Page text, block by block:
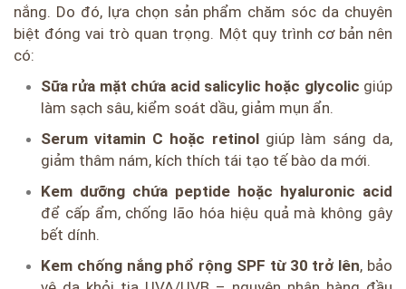
nắng. Do đó, lựa chọn sản phẩm chăm sóc da chuyên
biệt đóng vai trò quan trọng. Một quy trình cơ bản nên
có:
Sữa rửa mặt chứa acid salicylic hoặc glycolic giúp
làm sạch sâu, kiểm soát dầu, giảm mụn ẩn.
Serum vitamin C hoặc retinolgiúp làm sáng da,
giảm thâm nám, kích thích tái tạo tế bào da mới.
Kem dưỡng chứa peptide hoặc hyaluronic acid
để cấp ẩm, chống lão hóa hiệu quả mà không gây
bết dính.
Kem chống nắng phổ rộng SPF từ 30 trở lên, bảo